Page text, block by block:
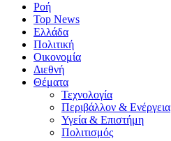
Ροή
Top News
Ελλάδα
Πολιτική
Οικονομία
Διεθνή
Θέματα
Τεχνολογία
Περιβάλλον & Ενέργεια
Υγεία & Επιστήμη
Πολιτισμός